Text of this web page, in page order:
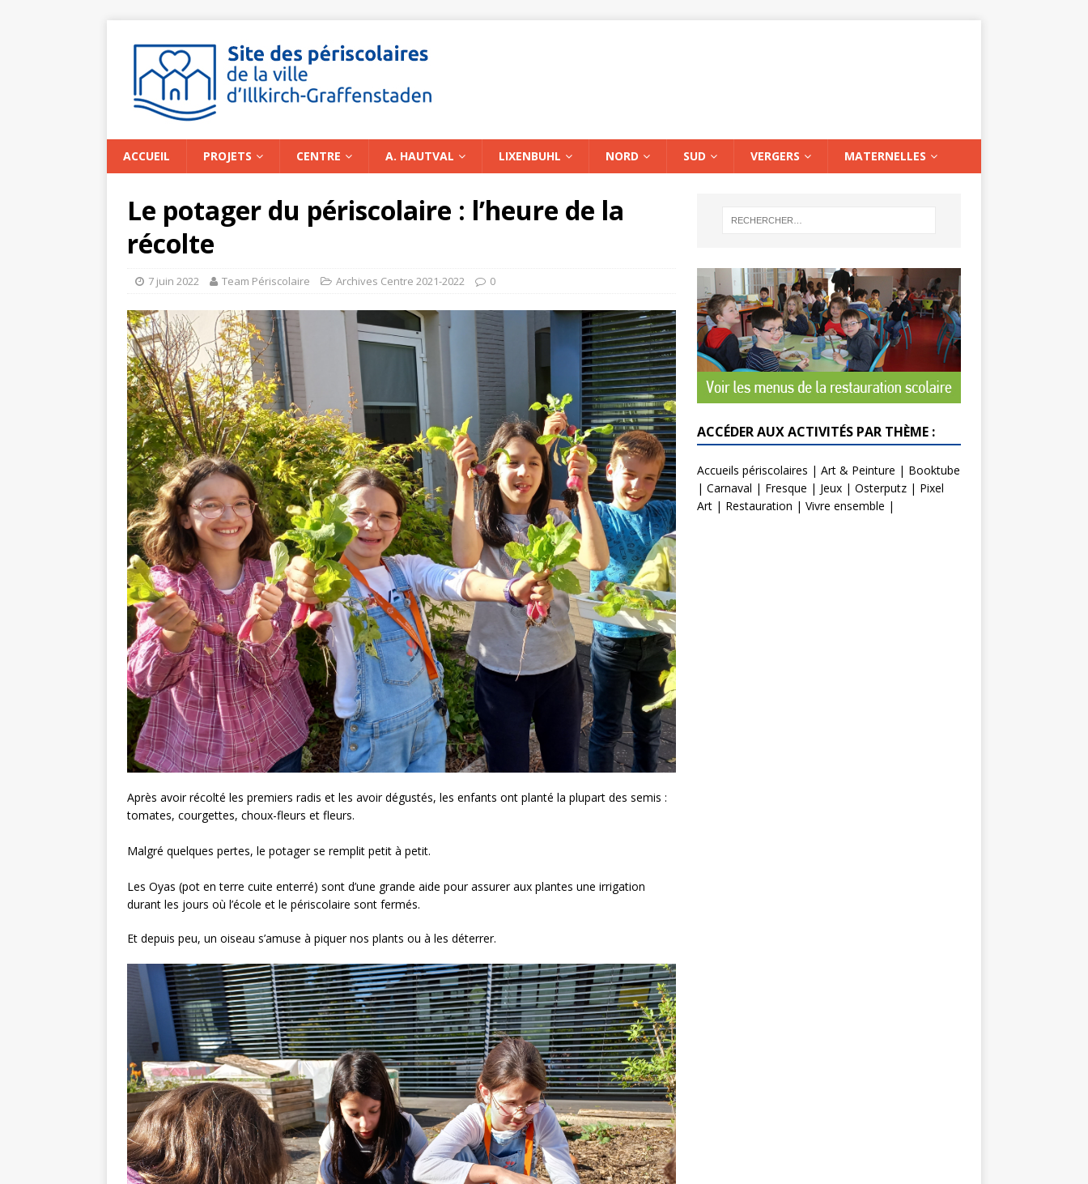
ACCUEIL PROJETS CENTRE A. HAUTVAL LIXENBUHL NORD SUD VERGERS MATERNELLES
Le potager du périscolaire : l’heure de la
récolte
7 juin 2022 Team Périscolaire Archives Centre 2021-2022 0
Après avoir récolté les premiers radis et les avoir dégustés, les enfants ont planté la plupart des semis :
tomates, courgettes, choux-fleurs et fleurs.
Malgré quelques pertes, le potager se remplit petit à petit.
Les Oyas (pot en terre cuite enterré) sont d’une grande aide pour assurer aux plantes une irrigation
durant les jours où l’école et le périscolaire sont fermés.
Et depuis peu, un oiseau s’amuse à piquer nos plants ou à les déterrer.
ACCÉDER AUX ACTIVITÉS PAR THÈME :
Accueils périscolaires | Art & Peinture | Booktube
| Carnaval | Fresque | Jeux| Osterputz| Pixel
Art| Restauration | Vivre ensemble |